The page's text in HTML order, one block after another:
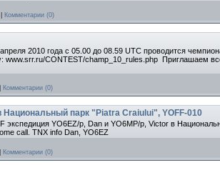
Комментарии (0)
2010 года с 05.00 до 08.59 UTC проводится
www.srr.ru/CONTEST/champ_10_rules.php Приглашаем
Комментарии (0)
Национальный парк "Piatra Craiului", YOFF-010
экспедиция YO6EZ/p, Dan и YO6MP/p, Victor в
call. TNX info Dan, YO6EZ
Комментарии (0)